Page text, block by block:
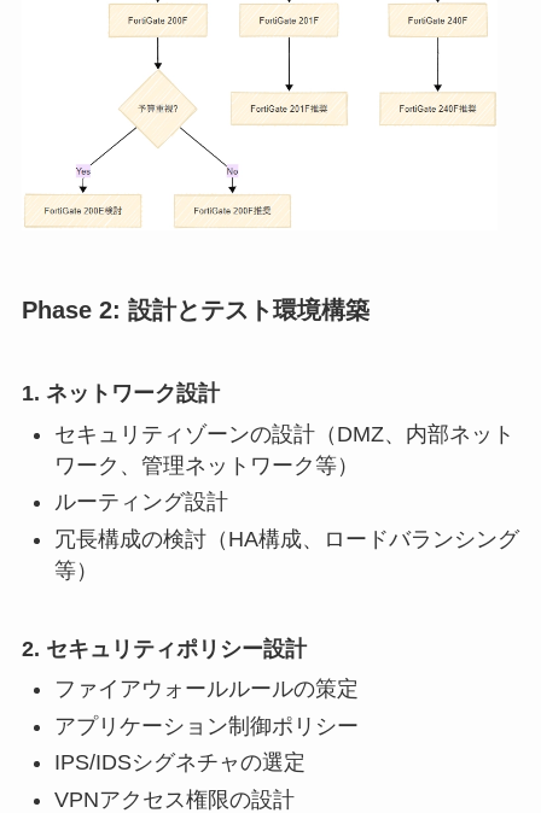
Phase 2: 設計とテスト環境構築
1. ネットワーク設計
セキュリティゾーンの設計（DMZ、内部ネット
ワーク、管理ネットワーク等）
ルーティング設計
冗長構成の検討（HA構成、ロードバランシング
等）
2. セキュリティポリシー設計
ファイアウォールルールの策定
アプリケーション制御ポリシー
IPS/IDSシグネチャの選定
VPNアクセス権限の設計